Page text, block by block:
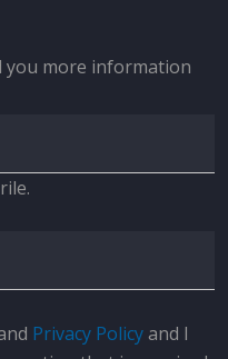
you more information
Privacy Policyand I